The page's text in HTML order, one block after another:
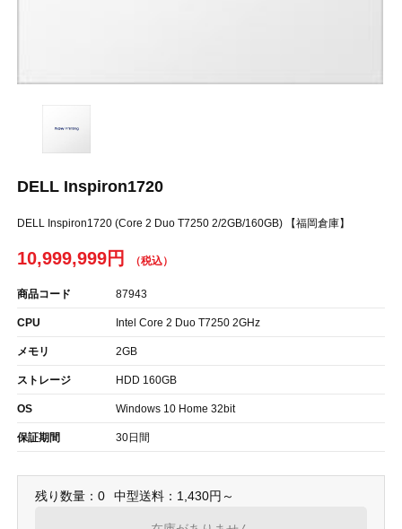
DELL Inspiron1720
DELL Inspiron1720 (Core 2 Duo T7250 2/2GB/160GB) 【福岡倉庫】
10,999,999円
商品コード 87943
CPU Intel Core 2 Duo T7250 2GHz
メモリ 2GB
ストレージ HDD 160GB
OS Windows 10 Home 32bit
保証期間 30日間
残り数量：0 中型送料：1,430円～